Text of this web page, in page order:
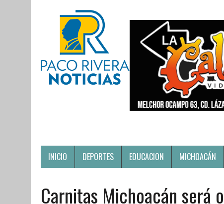
INICIO DEPORTES EDUCACION MICHOACÁN
Carnitas Michoacán será